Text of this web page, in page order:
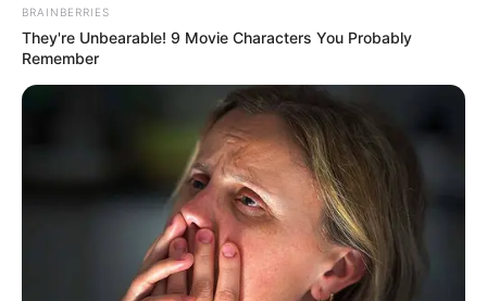
BRAINBERRIES
They're Unbearable! 9 Movie Characters You Probably
Remember